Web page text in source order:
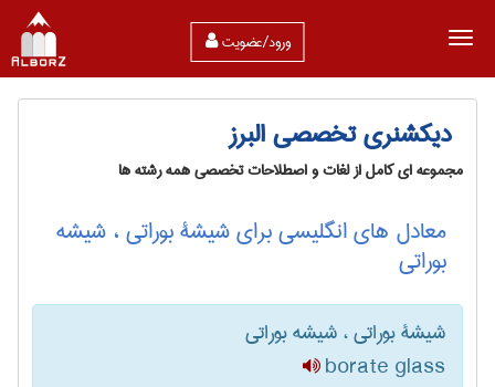
ورود/عضویت
دیکشنری تخصصی البرز
مجموعه ای کامل از لغات و اصطلاحات تخصصی همه رشته ها
معادل های انگلیسی برای شیشۀ بوراتی ، شیشه
بوراتی
شیشۀ بوراتی ، شیشه بوراتی
borate glass